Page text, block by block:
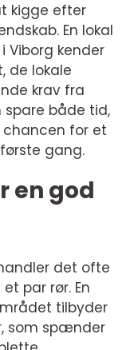
kigge efter
En lokal
Viborg kender
de lokale
krav fra
spare både tid,
for et
gang.
en god
det ofte
par rør. En
tilbyder
som spænder